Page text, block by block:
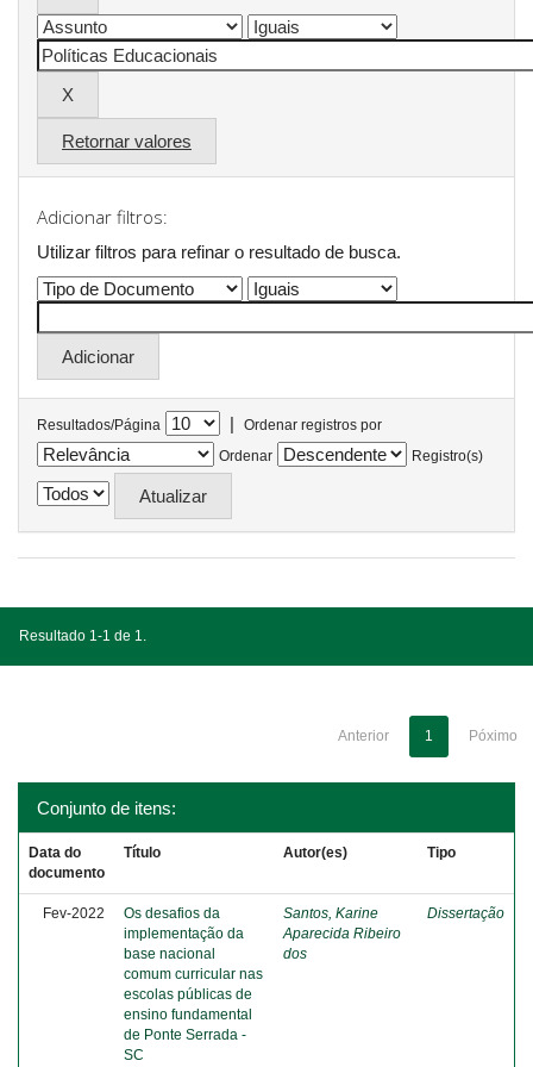
Retornar valores
Adicionar filtros:
Utilizar filtros para refinar o resultado de busca.
Resultados/Página |
Ordenar registros por
Ordenar
Registro(s)
Resultado 1-1 de 1.
Anterior 1 Póximo
Conjunto de itens:
Data do
documento
Título Autor(es) Tipo
Fev-2022
Os desafios da
implementação da
base nacional
comum curricular nas
escolas públicas de
ensino fundamental
de Ponte Serrada -
SC
Santos, Karine
Aparecida Ribeiro
dos
Dissertação